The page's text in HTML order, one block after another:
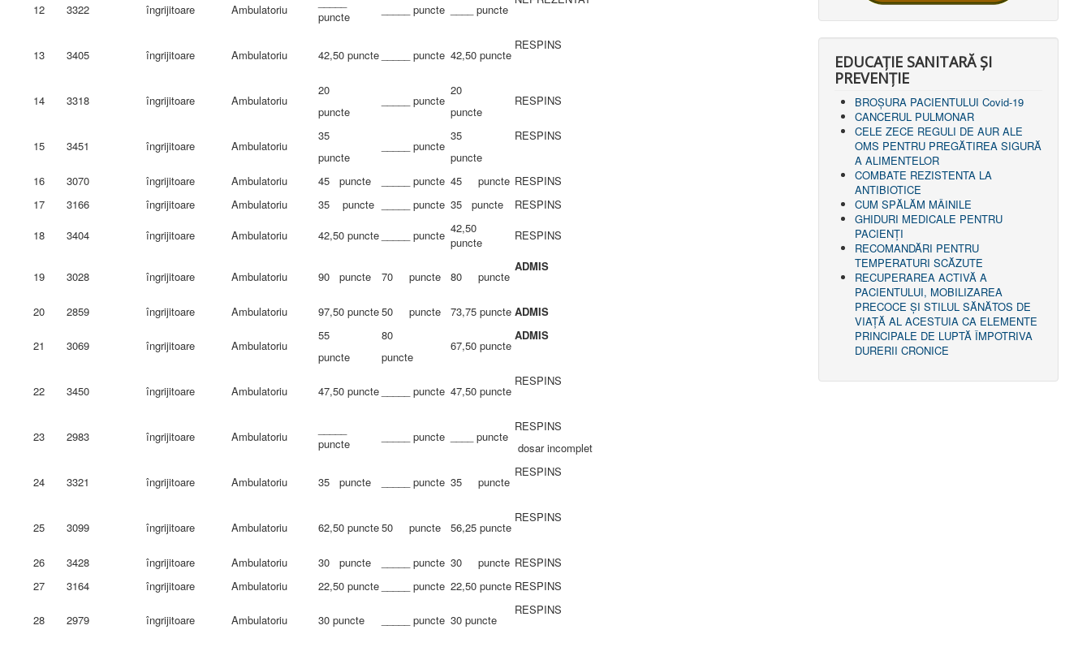
12 3322 îngrijitoare Ambulatoriu
puncte
_____ puncte ____ puncte
13 3405 îngrijitoare Ambulatoriu 42,50 puncte _____ puncte 42,50 puncte
RESPINS
14 3318 îngrijitoare Ambulatoriu
20
puncte
_____ puncte
20
puncte
RESPINS
15 3451 îngrijitoare Ambulatoriu
35
puncte
_____ puncte
35
puncte
RESPINS
16 3070 îngrijitoare Ambulatoriu 45 puncte _____ puncte 45 puncte RESPINS
17
3166 îngrijitoare Ambulatoriu 35 puncte _____ puncte 35 puncte
RESPINS
18
3404 îngrijitoare Ambulatoriu 42,50 puncte _____ puncte 42,50
puncte
RESPINS
19 3028 îngrijitoare Ambulatoriu 90 puncte 70 puncte 80 puncte
ADMIS
20 2859 îngrijitoare Ambulatoriu 97,50 puncte50 puncte 73,75 puncte ADMIS
21 3069 îngrijitoare Ambulatoriu
55
puncte
80
puncte
67,50 puncte
ADMIS
22 3450 îngrijitoare Ambulatoriu 47,50 puncte _____ puncte 47,50 puncte
RESPINS
23 2983 îngrijitoare Ambulatoriu
puncte
_____ puncte ____ puncte
RESPINS
dosar incomplet
24 3321 îngrijitoare Ambulatoriu 35 puncte _____ puncte 35 puncte
RESPINS
25 3099 îngrijitoare Ambulatoriu 62,50 puncte50 puncte 56,25 puncte
RESPINS
26 3428 îngrijitoare Ambulatoriu 30 puncte _____ puncte 30 puncte RESPINS
27
3164 îngrijitoare Ambulatoriu 22,50 puncte _____ puncte 22,50 puncte RESPINS
28 2979 îngrijitoare Ambulatoriu 30 puncte _____ puncte 30 puncte
RESPINS
EDUCAȚIE SANITARĂ ȘI
PREVENȚIE
BROȘURA PACIENTULUI Covid-19
CANCERUL PULMONAR
CELE ZECE REGULI DE AUR ALE
OMS PENTRU PREGĂTIREA SIGURĂ
A ALIMENTELOR
COMBATE REZISTENTA LA
ANTIBIOTICE
CUM SPĂLĂM MÂINILE
GHIDURI MEDICALE PENTRU
PACIENȚI
RECOMANDĂRI PENTRU
TEMPERATURI SCĂZUTE
RECUPERAREA ACTIVĂ A
PACIENTULUI, MOBILIZAREA
PRECOCE ȘI STILUL SĂNĂTOS DE
VIAȚĂ AL ACESTUIA CA ELEMENTE
PRINCIPALE DE LUPTĂ ÎMPOTRIVA
DURERII CRONICE